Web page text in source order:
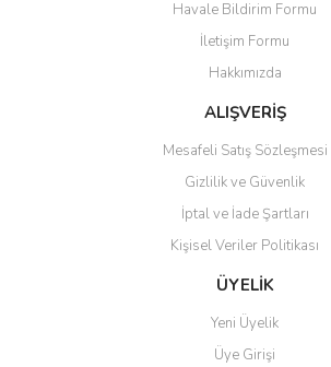
Ürün açıklamasında eksik bilgiler bulunuyor.
Ürün bilgilerinde hatalar bulunuyor.
Ürün fiyatı diğer sitelerden daha pahalı.
Bu ürüne benzer farklı alternatifler olmalı.
Gönder
Havale Bildirim Formu
İletişim Formu
Hakkımızda
ALIŞVERİŞ
Mesafeli Satış Sözleşmesi
Gizlilik ve Güvenlik
İptal ve İade Şartları
Kişisel Veriler Politikası
ÜYELİK
Yeni Üyelik
Üye Girişi